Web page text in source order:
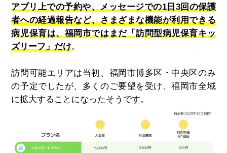
アプリ上での予約や、メッセージでの1日3回の保護
者への経過報告など、さまざまな機能が利用できる
病児保育は、福岡市ではまだ「訪問型病児保育キッ
ズリーフ」だけ。
訪問可能エリアは当初、福岡市博多区・中央区のみ
の予定でしたが、多くのご要望を受け、福岡市全域
に拡大することになったそうです。